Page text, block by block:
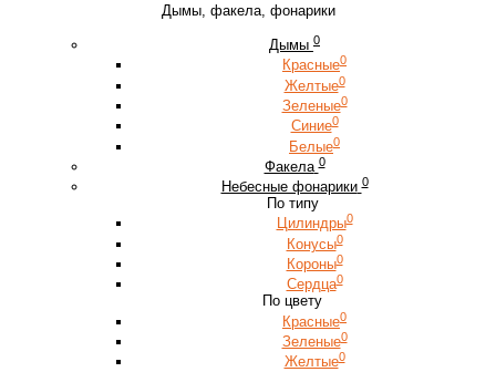
Дымы, факела, фонарики
Дымы 0
Красные0
Желтые0
Зеленые0
Синие0
Белые0
Факела 0
Небесные фонарики 0
По типу
Цилиндры0
Конусы0
Короны0
Сердца0
По цвету
Красные0
Зеленые0
Желтые0